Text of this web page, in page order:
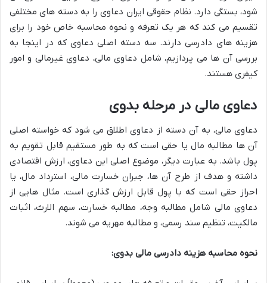
شود، بستگی دارد. نظام حقوقی ایران دعاوی را به دسته های مختلفی
تقسیم می کند که هر یک تعرفه و نحوه محاسبه خاص خود را برای
هزینه های دادرسی دارند. سه دسته اصلی دعاوی که در اینجا به
بررسی آن ها می پردازیم، شامل دعاوی مالی، دعاوی غیرمالی و امور
کیفری هستند.
دعاوی مالی در مرحله بدوی
دعاوی مالی، به آن دسته از دعاوی اطلاق می شود که خواسته اصلی
آن ها مطالبه مال یا حقی است که به طور مستقیم قابل تقویم به
پول باشد. به عبارت دیگر، موضوع اصلی این دعاوی، ارزش اقتصادی
داشته و هدف از طرح آن ها، جبران خسارت مالی، استرداد مال، یا
احراز حقی است که با پول قابل ارزش گذاری است. مثال هایی از
دعاوی مالی شامل مطالبه وجه، مطالبه خسارت، سهم الارث، اثبات
مالکیت، تنظیم سند رسمی، و مطالبه مهریه می شوند.
نحوه محاسبه هزینه دادرسی مالی بدوی: